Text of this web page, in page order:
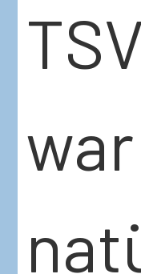
war